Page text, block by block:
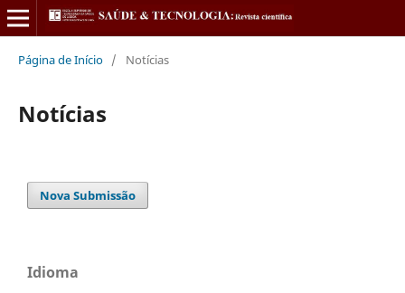
Página de Início / Notícias
Notícias
Nova Submissão
Idioma